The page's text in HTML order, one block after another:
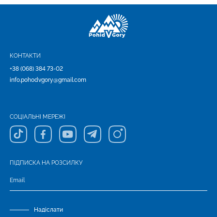
КОНТАКТИ
+38 (068) 384 73-02
info.pohodvgory@gmail.com
СОЦІАЛЬНІ МЕРЕЖІ
ПІДПИСКА НА РОЗСИЛКУ
Надіслати